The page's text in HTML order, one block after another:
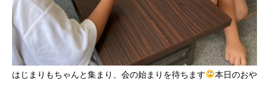
はじまりもちゃんと集まり、会の始まりを待ちます 本日のおや